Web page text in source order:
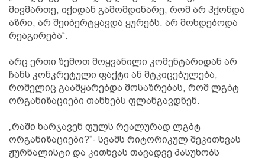
მივმართე, იქიდან გამომდინარე, რომ არ ჰქონდა
აზრი, არ შეიბერტყავდა ყურებს. არ მოხდებოდა
რეაგირება“.
არც ერთი ზემოთ მოყვანილი კომენტარიდან არ
ჩანს კონკრეტული ფაქტი ან მტკიცებულება,
რომელიც გაამყარებდა მოსაზრებას, რომ ლგბტ
ორგანიზაციები თანხებს ფლანგავდნენ.
„რაში ხარჯავენ ფულს რეალურად ლგბტ
ორგანიზაციები?“- სვამს რიტორიკულ შეკითხვას
ჟურნალისტი და კითხვას თავადვე პასუხობს